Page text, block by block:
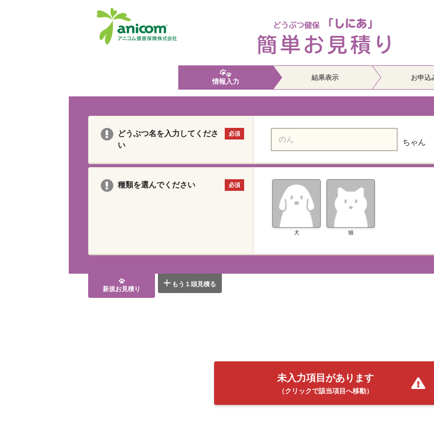
情報入力 結果表示 お申込
どうぶつ名を入力してくださ
い
必須
ちゃん
種類を選んでください 必須
犬 猫
新規お見積り
もう１頭見積る
未入力項目があります
（クリックで該当項目へ移動）